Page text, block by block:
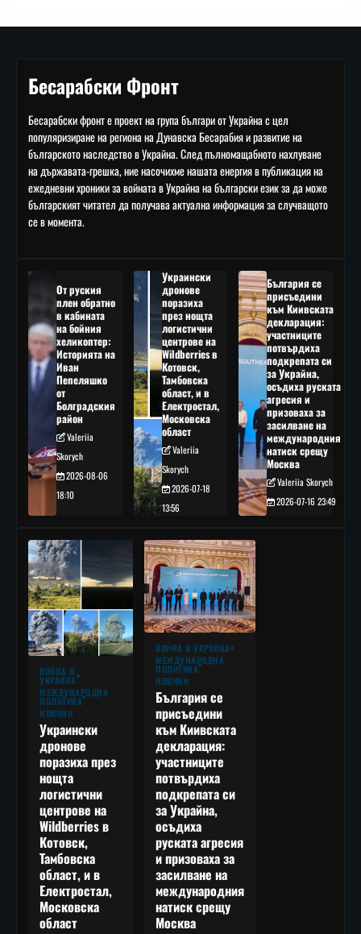
Бесарабски Фронт
Бесарабски фронт е проект на група българи от Украйна с цел
популяризиране на региона на Дунавска Бесарабия и развитие на
българското наследство в Украйна. След пълномащабното нахлуване
на държавата-грешка, ние насочихме нашата енергия в публикация на
ежедневни хроники за войната в Украйна на български език за да може
българският читател да получава актуална информация за случващото
се в момента.
От руския
плен обратно
в кабината
на бойния
хеликоптер:
Историята на
Иван
Пепеляшко
от
Болградския
район
Valeriia
Skorych
2026-08-06
18:10
Украински
дронове
поразиха
през нощта
логистични
центрове на
Wildberries в
Котовск,
Тамбовска
област, и в
Електростал,
Московска
област
Valeriia
Skorych
2026-07-18
13:56
България се
присъедини
към Киивската
декларация:
участниците
потвърдиха
подкрепата си
за Украйна,
осъдиха руската
агресия и
призоваха за
засилване на
международния
натиск срещу
Москва
Valeriia Skorych
2026-07-16 23:49
ВОЙНА В
УКРАЙНА
МЕЖДУНАРОДНА
ПОЛИТИКА
НОВИНИ
Украински
дронове
поразиха през
нощта
логистични
центрове на
Wildberries в
Котовск,
Тамбовска
област, и в
Електростал,
Московска
област
ВОЙНА В УКРАЙНА
МЕЖДУНАРОДНА
ПОЛИТИКА
НОВИНИ
България се
присъедини
към Киивската
декларация:
участниците
потвърдиха
подкрепата си
за Украйна,
осъдиха
руската агресия
и призоваха за
засилване на
международния
натиск срещу
Москва